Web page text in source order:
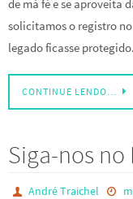
de má fé e se aproveita
solicitamos o registro
legado ficasse
CONTINUE LENDO…
Siga-nos no
André Traichel